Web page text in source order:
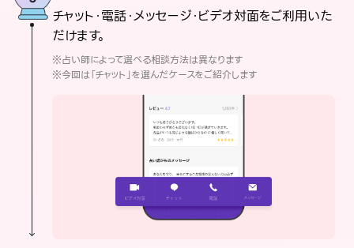
チャット・電話・メッセージ・ビデオ対面をご利用いた
だけます。
※占い師によって選べる相談方法は異なります
※今回は「チャット」を選んだケースをご紹介します